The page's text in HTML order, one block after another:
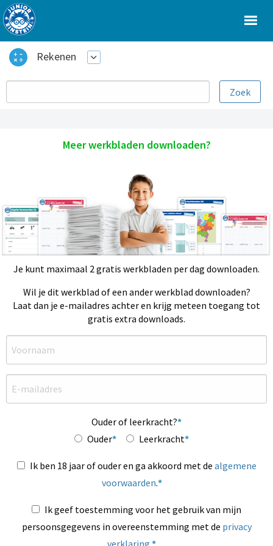
Rekenen
Meer werkbladen downloaden?
Je kunt maximaal 2 gratis werkbladen per dag downloaden.
Wil je dit werkblad of een ander werkblad downloaden?
Laat dan je e-mailadres achter en krijg meteen toegang tot
gratis extra downloads.
Ouder of leerkracht?
Ouder
Leerkracht
Ik ben 18 jaar of ouder en ga akkoord met de algemene
voorwaarden.
Ik geef toestemming voor het gebruik van mijn
persoonsgegevens in overeenstemming met de privacy